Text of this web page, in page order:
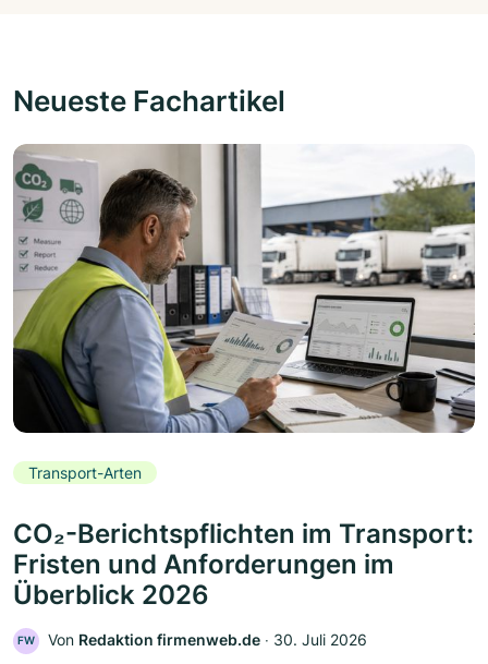
Neueste Fachartikel
Transport-Arten
CO₂-Berichtspflichten im Transport:
Fristen und Anforderungen im
Überblick 2026
FW Von Redaktion firmenweb.de ‧ 30. Juli 2026